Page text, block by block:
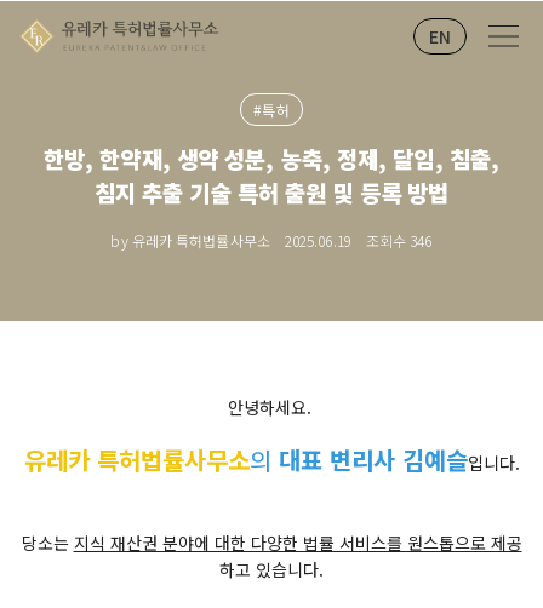
EN
#특허
한방, 한약재, 생약 성분, 농축, 정제, 달임, 침출,
침지 추출 기술 특허 출원 및 등록 방법
by 유레카 특허법률사무소 2025.06.19 조회수 346
안녕하세요.
유레카 특허법률사무소의 대표 변리사 김예슬입니다.
당소는 지식 재산권 분야에 대한 다양한 법률 서비스를 원스톱으로 제공
하고 있습니다.